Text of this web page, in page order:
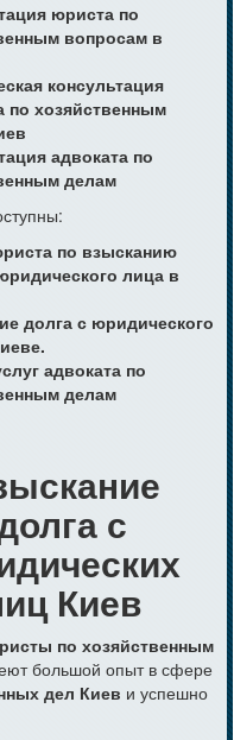
юриста по
вопросам в
консультация
по хозяйственным
адвоката по
делам
по взысканию
лица в
долга с юридического
адвоката по
делам
с
Киев
по хозяйственным
большой опыт в сфере
дел Киев и успешно